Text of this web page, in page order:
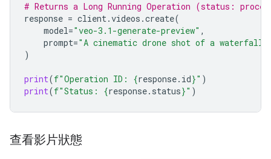
# Returns a Long Running Operation (status:
response = client.videos .create(
model="veo-3.1-generate-preview" ,
prompt="A cinematic drone shot of a waterfall"
)
print(f"Operation ID: {response. id}" )
print(f"Status: {response. status}" )
查看影片狀態